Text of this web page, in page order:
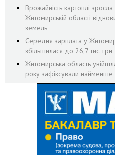
Врожайність картоплі
Житомирській області
земель
Середня зарплата у
збільшилася до 26,7 тис. грн
Житомирська область
року зафіксували найменше